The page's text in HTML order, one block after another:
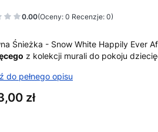
0.00(Oceny: 0 Recenzje: 0)
Śnieżka - Snow White Happily Ever
z kolekcji murali do pokoju
do pełnego opisu
zł